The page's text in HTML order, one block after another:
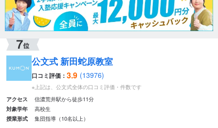
公文式 新田蛇原教室
口コミ評価： 3.9 (13976)
※上記は、公文式全体の口コミ評価・件数です
アクセス 信濃荒井駅から徒歩11分
対象学年 高校生
授業形式 集団指導（10名以上）